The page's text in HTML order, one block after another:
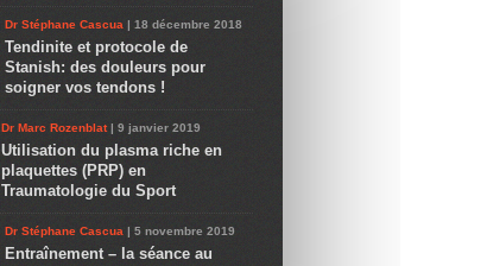
Dr Stéphane Cascua | 18 décembre 2018
Tendinite et protocole de
Stanish: des douleurs pour
soigner vos tendons !
Dr Marc Rozenblat| 9 janvier 2019
Utilisation du plasma riche en
plaquettes (PRP) en
Traumatologie du Sport
Dr Stéphane Cascua | 5 novembre 2019
Entraînement – la séance au